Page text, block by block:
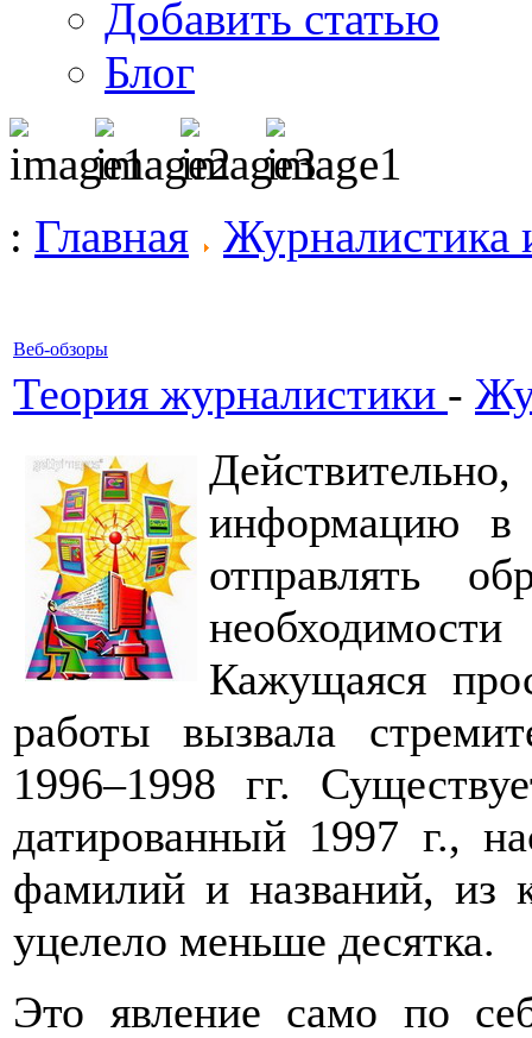
Добавить статью
Блог
: Главная Журналистика
Веб-обзоры
Теория журналистики -
информацию в
отправлять
Кажущаяся
работы вызвала
1996–1998 гг.
датированный 1997 г.,
фамилий и названий, из
уцелело меньше десятка.
Это явление само по